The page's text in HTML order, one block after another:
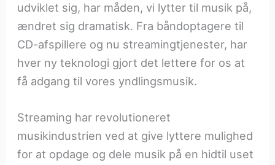
udviklet sig, har måden, vi lytter til musik på,
ændret sig dramatisk. Fra båndoptagere til
CD-afspillere og nu streamingtjenester, har
hver ny teknologi gjort det lettere for os at
få adgang til vores yndlingsmusik.
Streaming har revolutioneret
musikindustrien ved at give lyttere mulighed
for at opdage og dele musik på en hidtil uset